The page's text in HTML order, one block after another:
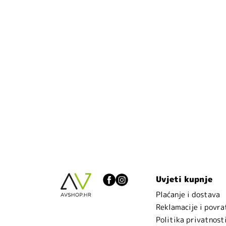
Uvjeti kupnje
Plaćanje i dostava
Reklamacije i
Politika privatnosti